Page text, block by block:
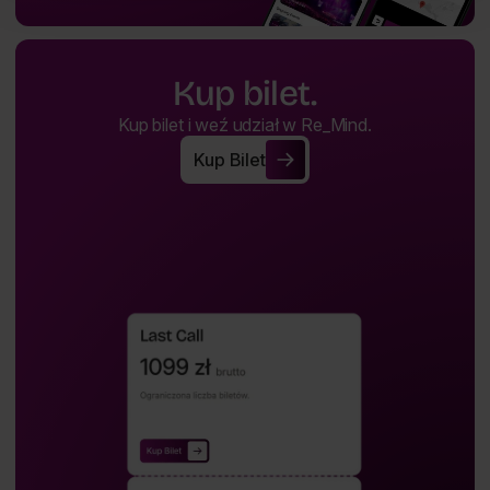
Kup bilet.
Kup bilet i weź udział w Re_Mind.
Kup Bilet
Kup Bilet